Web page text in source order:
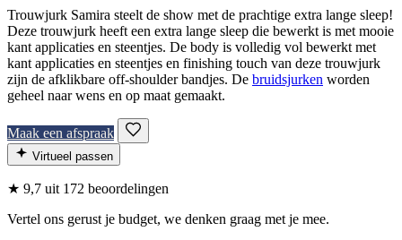
Trouwjurk Samira steelt de show met de prachtige extra lange sleep!
Deze trouwjurk heeft een extra lange sleep die bewerkt is met mooie
kant applicaties en steentjes. De body is volledig vol bewerkt met
kant applicaties en steentjes en finishing touch van deze trouwjurk
zijn de afklikbare off-shoulder bandjes. De bruidsjurken worden
geheel naar wens en op maat gemaakt.
Maak een afspraak
Virtueel passen
★ 9,7 uit 172 beoordelingen
Vertel ons gerust je budget, we denken graag met je mee.